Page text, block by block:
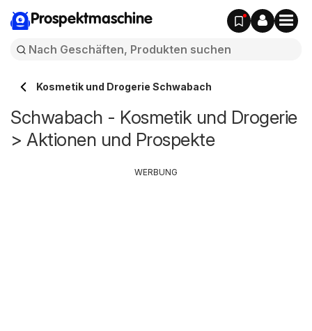
Prospektmaschine
Kosmetik und Drogerie Schwabach
Schwabach - Kosmetik und Drogerie
> Aktionen und Prospekte
WERBUNG